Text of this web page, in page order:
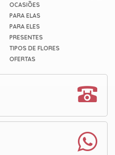
OCASIÕES
PARA ELAS
PARA ELES
PRESENTES
TIPOS DE FLORES
OFERTAS